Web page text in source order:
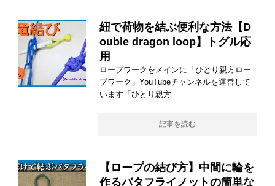
紐で荷物を結ぶ便利な方法【D
ouble dragon loop】トグル応
用
ロープワークをメインに「ひとり親方ロー
プワーク」YouTubeチャンネルを運営して
います「ひとり親方
記事を読む
【ロープの結び方】中間に輪を
作るバタフライノットの簡単な